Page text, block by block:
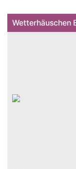
Wetterhäuschen